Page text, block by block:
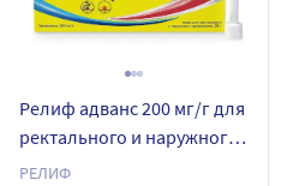
Релиф адванс 200 мг/г для
ректального и наружного
применения 25 гр
РЕЛИФ